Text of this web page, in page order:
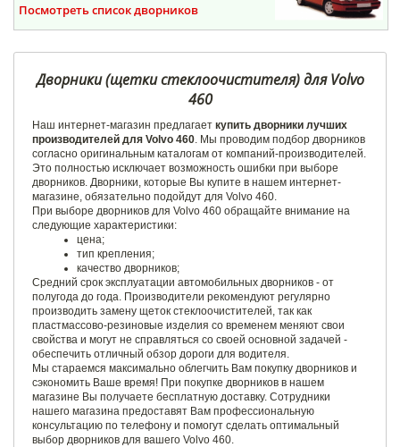
Посмотреть список дворников
Дворники (щетки стеклоочистителя) для Volvo
460
Наш интернет-магазин предлагает купить дворники лучших
производителей для Volvo 460. Мы проводим подбор дворников
согласно оригинальным каталогам от компаний-производителей.
Это полностью исключает возможность ошибки при выборе
дворников. Дворники, которые Вы купите в нашем интернет-
магазине, обязательно подойдут для Volvo 460.
При выборе дворников для Volvo 460 обращайте внимание на
следующие характеристики:
цена;
тип крепления;
качество дворников;
Средний срок эксплуатации автомобильных дворников - от
полугода до года. Производители рекомендуют регулярно
производить замену щеток стеклоочистителей, так как
пластмассово-резиновые изделия со временем меняют свои
свойства и могут не справляться со своей основной задачей -
обеспечить отличный обзор дороги для водителя.
Мы стараемся максимально облегчить Вам покупку дворников и
сэкономить Ваше время! При покупке дворников в нашем
магазине Вы получаете бесплатную доставку. Сотрудники
нашего магазина предоставят Вам профессиональную
консультацию по телефону и помогут сделать оптимальный
выбор дворников для вашего Volvo 460.